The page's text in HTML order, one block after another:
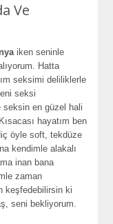
Ve
iken seninle
Hatta
seksimi deliliklerle
seksi
seksin en güzel hali
hayatım ben
öyle soft, tekdüze
kendimle alakalı
inan bana
zaman
keşfedebilirsin ki
seni bekliyorum.